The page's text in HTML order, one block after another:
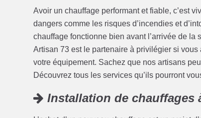
Avoir un chauffage performant et fiable, c’est
dangers comme les risques d’incendies et
chauffage fonctionne bien avant l’arrivée de la
Artisan 73 est le partenaire à privilégier si
votre équipement. Sachez que nos artisans
Découvrez tous les services qu’ils pourront
Installation de chauffages